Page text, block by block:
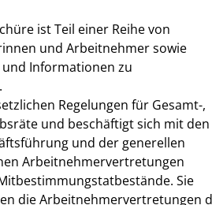
ist Teil einer Reihe von
und Arbeitnehmer sowie
Informationen zu
Regelungen für Gesamt-,
und beschäftigt sich mit den
und der generellen
Arbeitnehmervertretungen
Sie
die Arbeitnehmervertretungen